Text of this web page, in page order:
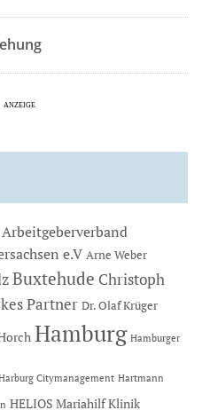
Arbeitgeberverband
e.V Arne Weber
Buxtehude Christoph
Partner Dr. Olaf Krüger
Hamburg Hamburger
Citymanagement Hartmann
HELIOS Mariahilf Klinik